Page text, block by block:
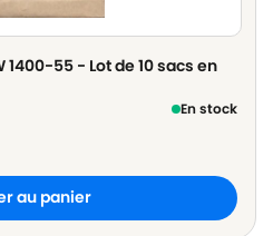
1400-55 - Lot de 10 sacs en
En stock
au panier